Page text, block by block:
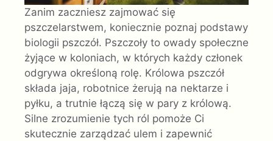
Zanim zaczniesz zajmować się
pszczelarstwem, koniecznie poznaj podstawy
biologii pszczół. Pszczoły to owady społeczne
żyjące w koloniach, w których każdy członek
odgrywa określoną rolę. Królowa pszczół
składa jaja, robotnice żerują na nektarze i
pyłku, a trutnie łączą się w pary z królową.
Silne zrozumienie tych ról pomoże Ci
skutecznie zarządzać ulem i zapewnić